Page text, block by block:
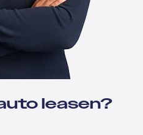
leasen?